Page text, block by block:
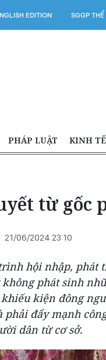
EDITION SGGP
PHÁP LUẬT KINH TẾ
từ gốc
21/06/2024 23:10
hội nhập,
không phát sinh
khiếu kiện đông
phải đẩy mạnh
dân từ cơ sở.